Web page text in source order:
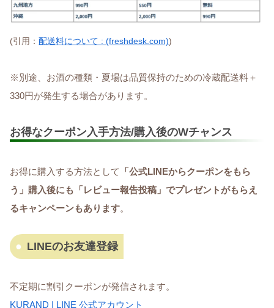
(引用： 配送料について : (freshdesk.com))
※別途、お酒の種類・夏場は品質保持のための冷蔵配送料＋
330円が発生する場合があります。
お得なクーポン入手方法/購入後のWチャンス
お得に購入する方法として
「公式LINEからクーポンをもら
う」購入後にも「レビュー報告投稿」でプレゼントがもらえ
るキャンペーンもあります。
LINEのお友達登録
不定期に割引クーポンが発信されます。
KURAND | LINE 公式アカウント